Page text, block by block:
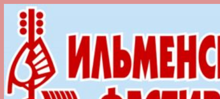
Перейти
содержимому